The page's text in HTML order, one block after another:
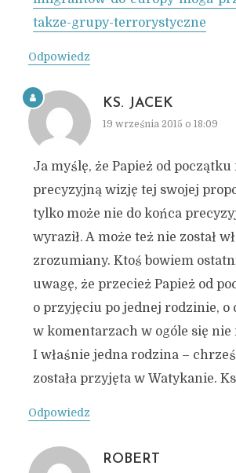
takze-grupy-terrorystyczne
Odpowiedz
KS. JACEK
19 września 2015 o 18:09
Ja myślę, że Papież od początku
precyzyjną wizję tej swojej
tylko może nie do końca
wyraził. A może też nie został
zrozumiany. Ktoś bowiem
uwagę, że przecież Papież od
o przyjęciu po jednej rodzinie, o
w komentarzach w ogóle się nie
I właśnie jedna rodzina –
została przyjęta w Watykanie.
Odpowiedz
ROBERT